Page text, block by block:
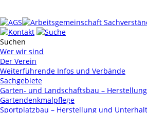
Wer wir sind
Der Verein
Weiterführende Infos und Verbände
Sachgebiete
Garten- und Landschaftsbau –
Gartendenkmalpflege
Sportplatzbau – Herstellung und